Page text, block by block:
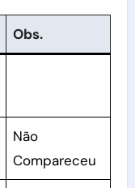
Obs.
Não
Compareceu